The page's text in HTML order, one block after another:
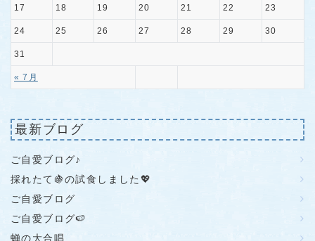
« 7月
17 18 19 20 21 22 23
24 25 26 27 28 29 30
31
最新ブログ
ご自愛ブログ♪
採れたて🍇の試食しました💖
ご自愛ブログ
ご自愛ブログ🍉
蝉の大合唱